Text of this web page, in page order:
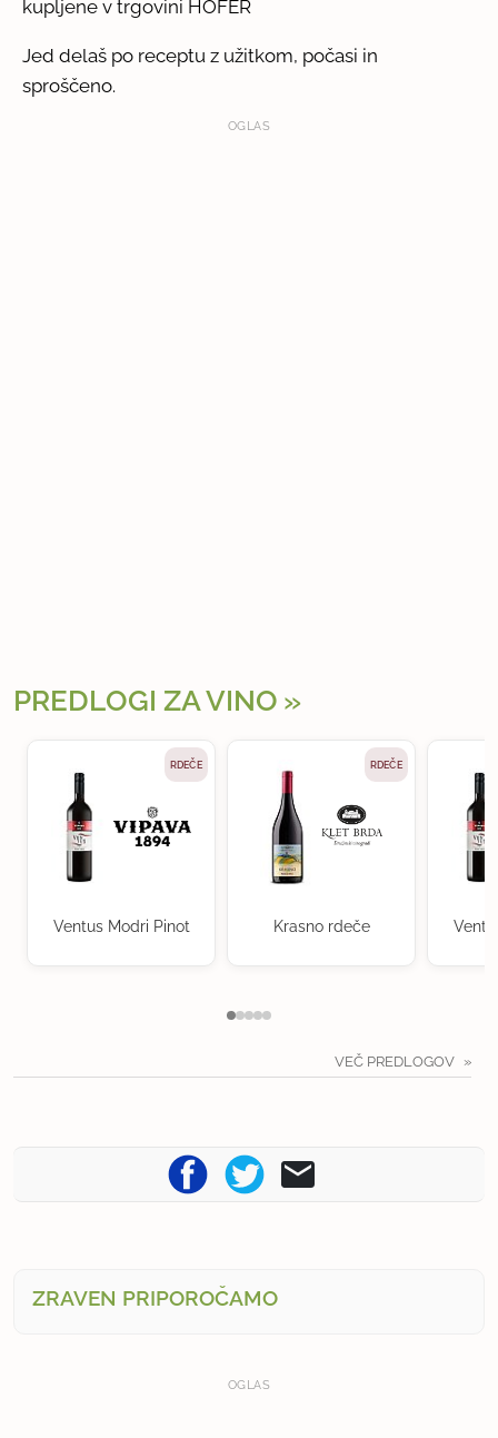
kupljene v trgovini HOFER
Jed delaš po receptu z užitkom, počasi in
sproščeno.
OGLAS
PREDLOGI ZA VINO
RDEČE
Ventus Modri Pinot
RDEČE
Krasno rdeče
VEČ PREDLOGOV
ZRAVEN PRIPOROČAMO
OGLAS